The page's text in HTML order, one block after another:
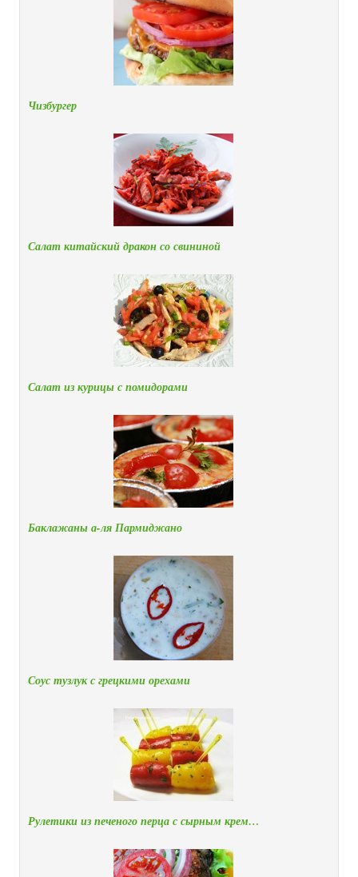
Чизбургер
Салат китайский дракон со свининой
Салат из курицы с помидорами
Баклажаны а-ля Пармиджано
Соус тузлук с грецкими орехами
Рулетики из печеного перца с сырным крем…